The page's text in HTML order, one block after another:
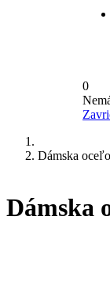
0
Dámska
Dámska